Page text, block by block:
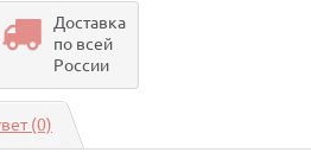
Доставка
по всей
России
(0)